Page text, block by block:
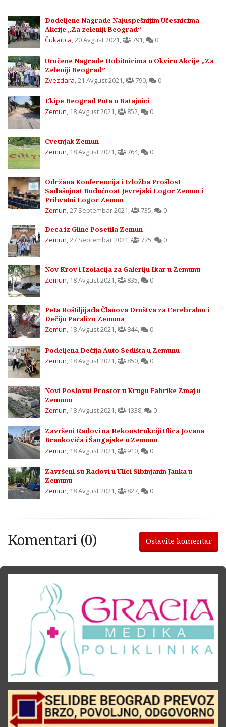
Dodeljene Nagrade Najuspešnijim Učesnicima
Akcije „Za zeleniji Beograd“
Čukarica,20 Avgust 2021, 791, 0
Uručene Nagrade Dobitnicima u Okviru Akcije „Za
Zeleniji Beograd”
Zvezdara,21 Avgust 2021, 790, 0
Ekipe Beograd Puta u Batajnici
Zemun, 18 Avgust 2021, 852, 0
Cvetnjak Zemun
Zemun, 18 Avgust 2021, 764, 0
Održana Konferencija i Izložba Prošlost
Sadašnjost Budućnost Jevrejski Logor Zemun i
Prihvatni Logor Zemun
Zemun,27 Septembar 2021, 735, 0
Deca iz Gline Posetila Zemun
Zemun,27 Septembar 2021, 775, 0
Nov Krov i Izolacija za Galeriju Ikar u Zemunu
Zemun, 18 Avgust 2021, 835, 0
Peta Roštiljijada Članova Društva za Cerebralnu i
Dečiju Paralizu Zemuna
Zemun, 18 Avgust 2021, 844, 0
Podeljena Dečija Auto Sedišta u Zemunu
Zemun, 18 Avgust 2021, 850, 0
Novi Poslovni Prostor u Krugu Fabrike Zmaj u
Zemunu
Zemun, 18 Avgust 2021, 1338, 0
Završeni Radovi na Rekonstrukciji Ulica Jovana
Brankovića i Šangajske u Zemunu
Zemun, 18 Avgust 2021, 910, 0
Završeni su Radovi u Ulici Sibinjanin Janka u
Zemunu
Zemun, 18 Avgust 2021, 827, 0
Komentari (0) Ostavite komentar